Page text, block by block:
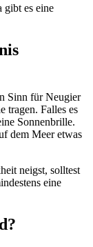
gibt es eine
Sinn für Neugier
tragen. Falles es
Sonnenbrille.
dem Meer etwas
neigst, solltest
eine